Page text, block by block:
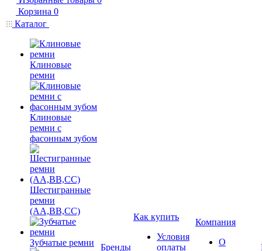
Корзина 0
Каталог
Клиновые
ремни
Клиновые
ремни с
фасонным зубом
Шестигранные
ремни
(AA,BB,CC)
Зубчатые ремни Бренды
Как купить
Условия
оплаты
Компания
О